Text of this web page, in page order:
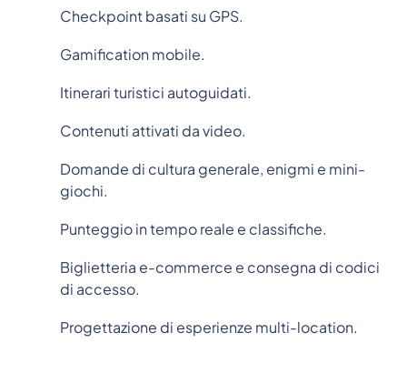
Checkpoint basati su GPS.
Gamification mobile.
Itinerari turistici autoguidati.
Contenuti attivati da video.
Domande di cultura generale, enigmi e mini-
giochi.
Punteggio in tempo reale e classifiche.
Biglietteria e-commerce e consegna di codici
di accesso.
Progettazione di esperienze multi-location.